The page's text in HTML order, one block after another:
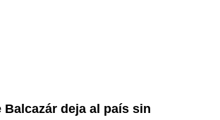
Balcazár deja al país sin